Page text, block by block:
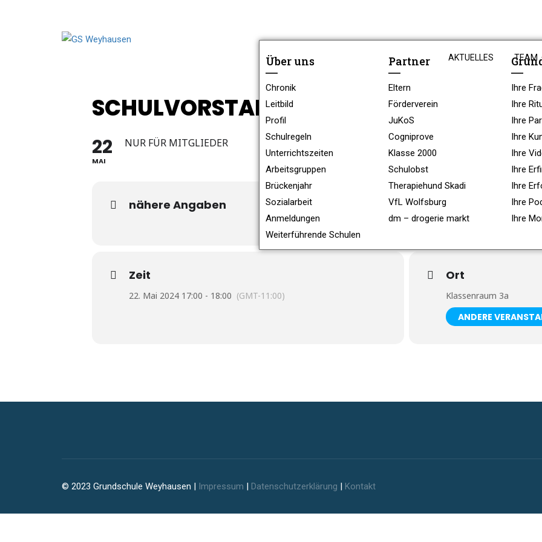
Über uns
Chronik
Leitbild
Profil
Schulregeln
Unterrichtszeiten
Arbeitsgruppen
Brückenjahr
Sozialarbeit
Anmeldungen
Weiterführende Schulen
Partner
Eltern
Förderverein
JuKoS
Cogniprove
Klasse 2000
Schulobst
Therapiehund Skadi
VfL Wolfsburg
dm – drogerie markt
Ihre
Ihre
Ihre
Ihre
Ihre
Ihre
Ihre
Ihre
Ihre
AKTUELLES TEAM
SCHULVORSTAND
22
MAI
NUR FÜR MITGLIEDER
nähere Angaben
Zeit
22. Mai 2024 17:00 - 18:00 (GMT-11:00)
Ort
Klassenraum 3a
ANDERE
© 2023 Grundschule Weyhausen | Impressum | Datenschutzerklärung | Kontakt